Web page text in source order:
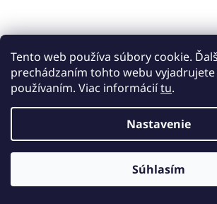
Tento web používa súbory cookie.
prechádzaním tohto webu vyjadrujete
používaním. Viac informáciítu.
Nastavenie
Súhlasím
Samsung Galaxy A10e (SM-
Kompaktný, cenovo
pre každodenné používanie
8.4.2025